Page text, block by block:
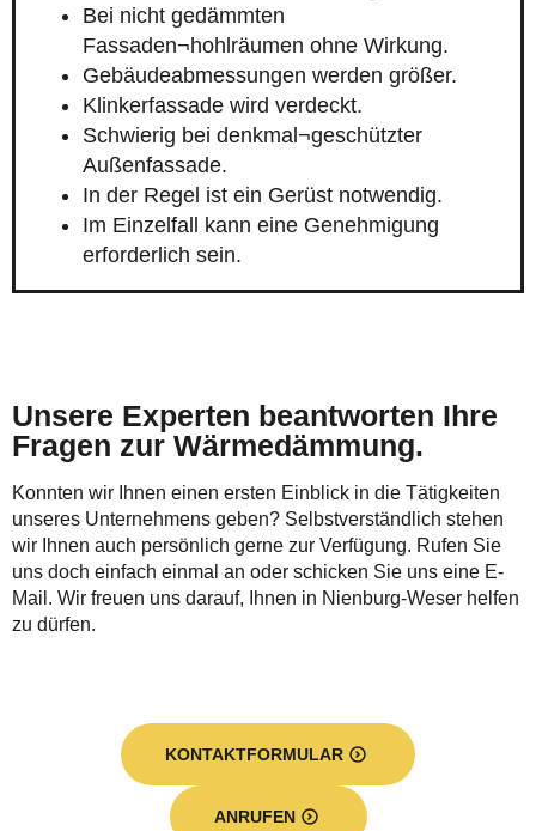
Bei nicht gedämmten
Fassaden¬hohlräumen ohne Wirkung.
Gebäudeabmessungen werden größer.
Klinkerfassade wird verdeckt.
Schwierig bei denkmal¬geschützter
Außenfassade.
In der Regel ist ein Gerüst notwendig.
Im Einzelfall kann eine Genehmigung
erforderlich sein.
Unsere Experten beantworten Ihre
Fragen zur Wärmedämmung.
Konnten wir Ihnen einen ersten Einblick in die Tätigkeiten
unseres Unternehmens geben? Selbstverständlich stehen
wir Ihnen auch persönlich gerne zur Verfügung. Rufen Sie
uns doch einfach einmal an oder schicken Sie uns eine E-
Mail. Wir freuen uns darauf, Ihnen in Nienburg-Weser helfen
zu dürfen.
KONTAKTFORMULAR
ANRUFEN